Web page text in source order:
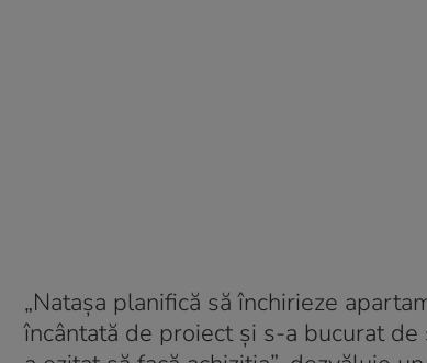
„Natașa planifică să închirieze
încântată de proiect și s-a bucurat